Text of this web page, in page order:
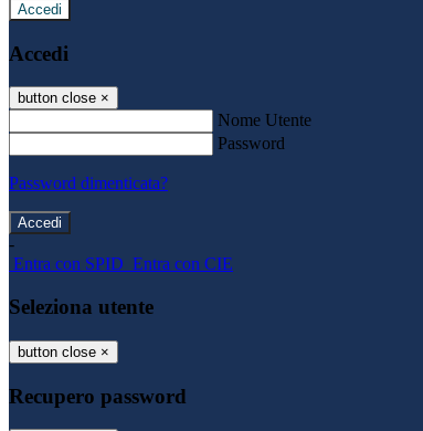
Accedi
Accedi
button close ×
Nome Utente
Password
Password dimenticata?
-
Entra con SPID Entra con CIE
Seleziona utente
button close ×
Recupero password